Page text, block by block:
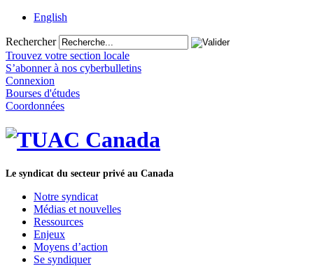
English
Rechercher
Trouvez votre section locale
S’abonner à nos cyberbulletins
Connexion
Bourses d'études
Coordonnées
Le syndicat du secteur privé au Canada
Notre syndicat
Médias et nouvelles
Ressources
Enjeux
Moyens d’action
Se syndiquer